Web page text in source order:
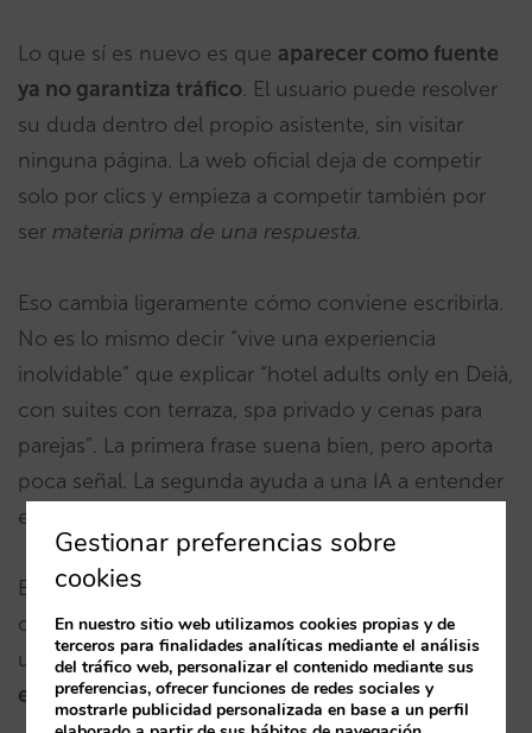
Lo que sí es nuevo es que aparecer como fuente
ya no garantiza tráfico. El usuario puede resolver
su duda dentro del propio asistente, sin visitar
ninguna página. La web oficial deja de competir
solo por clics y empieza a competir también por
ser materia prima de una respuesta.
Eso cambia ligeramente cómo conviene escribirla.
No es lo mismo decir “vive una experiencia
inolvidable” que explicar “hotel adults only en Deià,
con suites con terraza, spa privado y cenas para
parejas”. La primera frase suena bien, pero aporta
poca señal. La segunda ayuda a una IA a entender
en qué consultas puede encajar.
El contenido de la web ya no se escribe solo para
convencer al usuario. También debe ayudar a que
un asistente entiendacuándo y por qué ese hotel
encajaen una consulta.
Gestionar preferencias sobre
cookies
En nuestro sitio web utilizamos cookies propias y de
terceros para finalidades analíticas mediante el análisis
del tráfico web, personalizar el contenido mediante sus
preferencias, ofrecer funciones de redes sociales y
mostrarle publicidad personalizada en base a un perfil